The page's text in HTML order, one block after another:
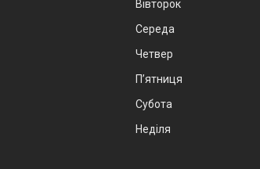
Вівторок
Середа
Четвер
Пʼятниця
Субота
Неділя